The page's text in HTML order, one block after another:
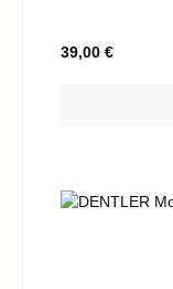
Regulärer Preis:
39,00 €